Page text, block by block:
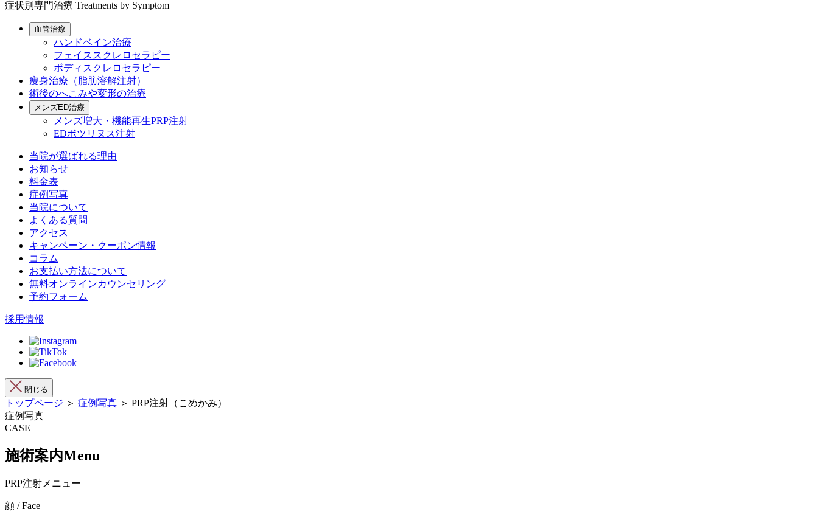
症状別専門治療 Treatments by Symptom
血管治療
ハンドベイン治療
フェイススクレロセラピー
ボディスクレロセラピー
痩身治療（脂肪溶解注射）
術後のへこみや変形の治療
メンズED治療
メンズ増大・機能再生PRP注射
EDボツリヌス注射
当院が選ばれる理由
お知らせ
料金表
症例写真
当院について
よくある質問
アクセス
キャンペーン・クーポン情報
コラム
お支払い方法について
無料オンラインカウンセリング
予約フォーム
採用情報
閉じる
トップページ ＞ 症例写真 ＞ PRP注射（こめかみ）
症例写真
CASE
施術案内Menu
PRP注射メニュー
顔 / Face